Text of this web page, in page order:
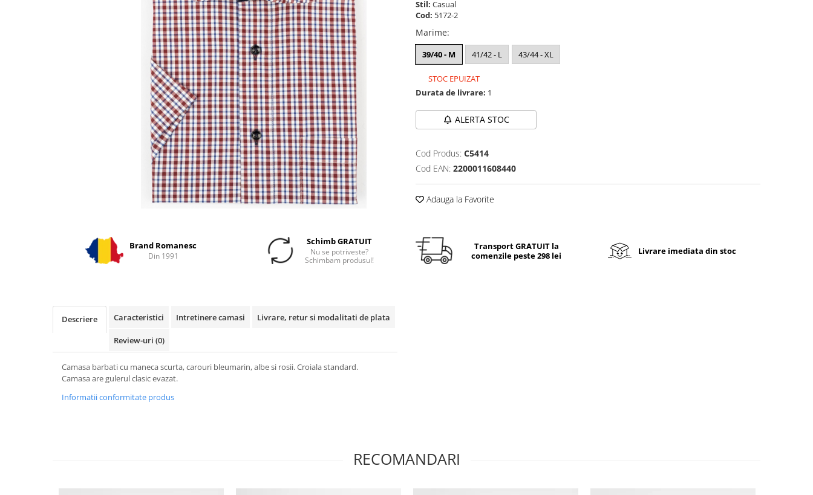
Stil: Casual
Cod: 5172-2
Marime:
39/40 - M 41/42 - L 43/44 - XL
STOC EPUIZAT
Durata de livrare: 1
ALERTA STOC
Cod Produs: C5414
Cod EAN: 2200011608440
Adauga la Favorite
Brand Romanesc
Din 1991
Schimb GRATUIT
Nu se potriveste?
Schimbam produsul!
Transport GRATUIT la
comenzile peste 298 lei
Livrare imediata din stoc
Descriere Caracteristici Intretinere camasi Livrare, retur si modalitati de plata
Review-uri (0)
Camasa barbati cu maneca scurta, carouri bleumarin, albe si rosii. Croiala standard.
Camasa are gulerul clasic evazat.
Informatii conformitate produs
RECOMANDARI